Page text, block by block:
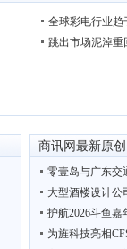
全球彩电行业趋
跳出市场泥淖重
商讯网最新原创
零壹岛与广东交
大型酒楼设计公
护航2026斗鱼
为旌科技亮相